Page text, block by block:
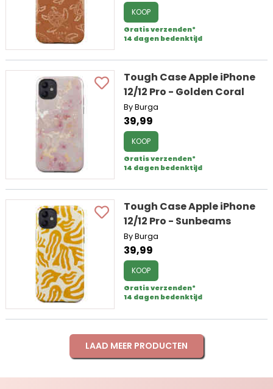
KOOP
Gratis verzenden*
14 dagen bedenktijd
Tough Case Apple iPhone
12/12 Pro - Golden Coral
By Burga
39,99
KOOP
Gratis verzenden*
14 dagen bedenktijd
Tough Case Apple iPhone
12/12 Pro - Sunbeams
By Burga
39,99
KOOP
Gratis verzenden*
14 dagen bedenktijd
LAAD MEER PRODUCTEN